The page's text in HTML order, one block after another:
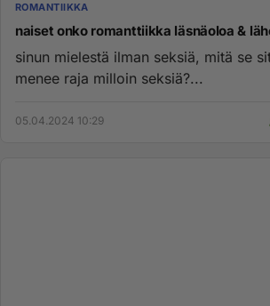
ROMANTIIKKA
naiset onko romanttiikka läsnäoloa &
sinun mielestä ilman seksiä, mitä se
menee raja milloin seksiä?...
05.04.2024 10:29